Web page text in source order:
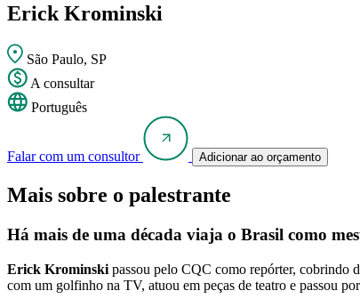
Erick Krominski
São Paulo, SP
A consultar
Português
Falar com um consultor Adicionar ao orçamento
Mais sobre o palestrante
Há mais de uma década viaja o Brasil como
Erick Krominski passou pelo CQC como repórter, cobrindo
com um golfinho na TV, atuou em peças de teatro e passou